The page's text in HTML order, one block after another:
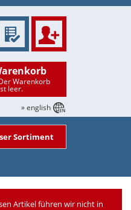
Sortiment
Artikel führen wir nicht in
Warenkorb
leer.
» english